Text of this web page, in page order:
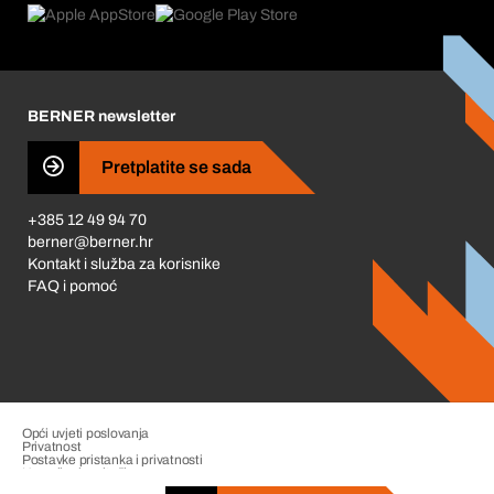
Što nas pokreće
Business Conduct
BERNER newsletter
Pretplatite se sada
+385 12 49 94 70
berner@berner.hr
Kontakt i služba za korisnike
FAQ i pomoć
Opći uvjeti poslovanja
Privatnost
Postavke pristanka i privatnosti
Upravljanje pritužbama